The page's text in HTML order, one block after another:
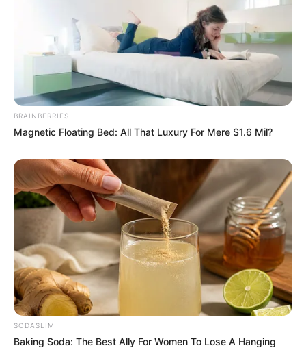
Bilderfreigabe: Die Bilder dieser Seite dürfen unter
bestimmten Bedingungen für private und kommerzielle
Zwecke kostenlos benutzt werden. Weiteres siehe
Bilderfreigabe
Auf diesen Seiten geht vieles nur noch mit
Tourismus
Quermania folgen: Impressum & Kontakt
Smartphone Startseite
Suchen:
BRAINBERRIES
Magnetic Floating Bed: All That Luxury For Mere $1.6 Mil?
SODASLIM
Baking Soda: The Best Ally For Women To Lose A Hanging